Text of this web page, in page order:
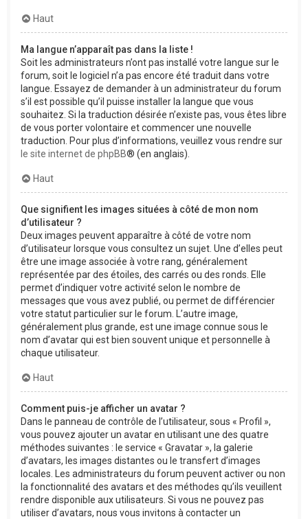
Haut
Ma langue n’apparaît pas dans la liste !
Soit les administrateurs n’ont pas installé votre langue sur le
forum, soit le logiciel n’a pas encore été traduit dans votre
langue. Essayez de demander à un administrateur du forum
s’il est possible qu’il puisse installer la langue que vous
souhaitez. Si la traduction désirée n’existe pas, vous êtes libre
de vous porter volontaire et commencer une nouvelle
traduction. Pour plus d’informations, veuillez vous rendre sur
le site internet de phpBB® (en anglais).
Haut
Que signifient les images situées à côté de mon nom
d’utilisateur ?
Deux images peuvent apparaître à côté de votre nom
d’utilisateur lorsque vous consultez un sujet. Une d’elles peut
être une image associée à votre rang, généralement
représentée par des étoiles, des carrés ou des ronds. Elle
permet d’indiquer votre activité selon le nombre de
messages que vous avez publié, ou permet de différencier
votre statut particulier sur le forum. L’autre image,
généralement plus grande, est une image connue sous le
nom d’avatar qui est bien souvent unique et personnelle à
chaque utilisateur.
Haut
Comment puis-je afficher un avatar ?
Dans le panneau de contrôle de l’utilisateur, sous « Profil »,
vous pouvez ajouter un avatar en utilisant une des quatre
méthodes suivantes : le service « Gravatar », la galerie
d’avatars, les images distantes ou le transfert d’images
locales. Les administrateurs du forum peuvent activer ou non
la fonctionnalité des avatars et des méthodes qu’ils veuillent
rendre disponible aux utilisateurs. Si vous ne pouvez pas
utiliser d’avatars, nous vous invitons à contacter un